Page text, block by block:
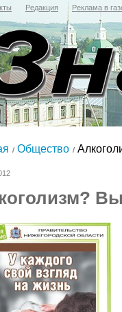
Редакция Реклама в
Общество